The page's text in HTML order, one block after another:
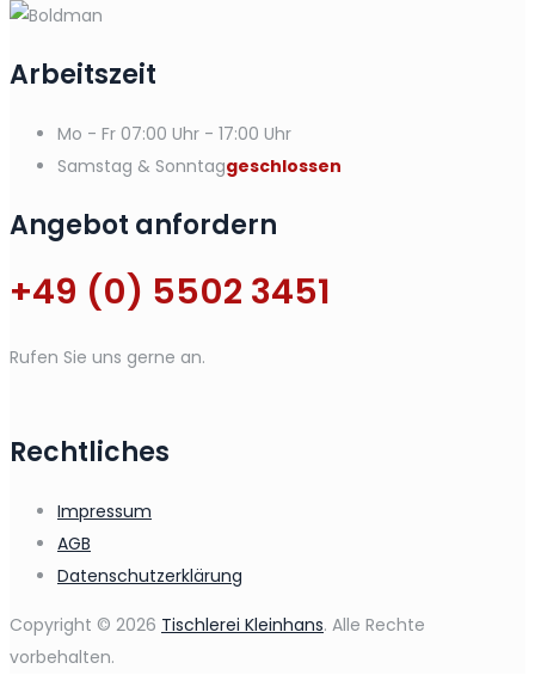
Arbeitszeit
Mo - Fr 07:00 Uhr - 17:00 Uhr
Samstag & Sonntaggeschlossen
Angebot anfordern
+49 (0) 5502 3451
Rufen Sie uns gerne an.
Rechtliches
Impressum
AGB
Datenschutzerklärung
Copyright © 2026 Tischlerei Kleinhans. Alle Rechte
vorbehalten.